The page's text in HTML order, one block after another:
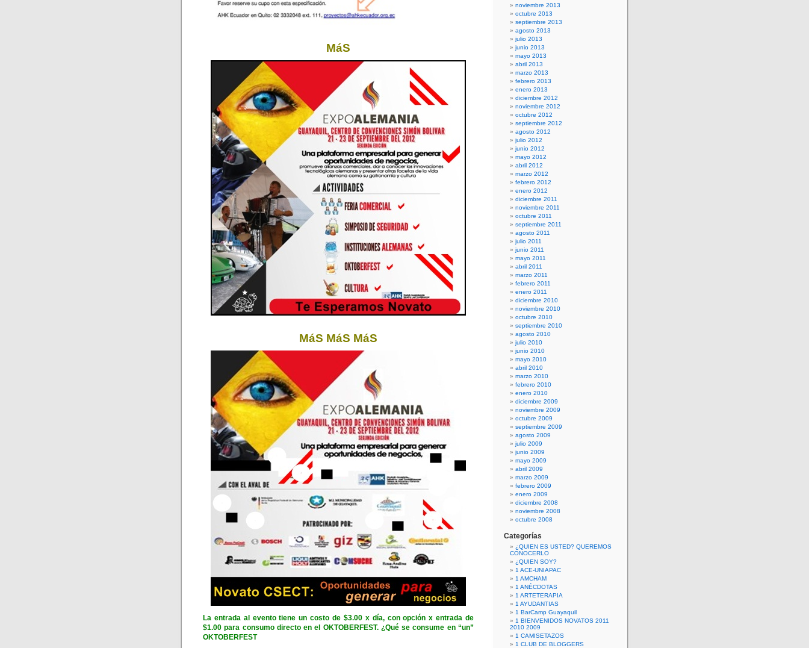
MáS
MáS MáS MáS
La entrada al evento tiene un costo de $3.00 x día, con opción x entrada de
$1.00 para consumo directo en el OKTOBERFEST. ¿Qué se consume en “un”
OKTOBERFEST
noviembre 2013
octubre 2013
septiembre 2013
agosto 2013
julio 2013
junio 2013
mayo 2013
abril 2013
marzo 2013
febrero 2013
enero 2013
diciembre 2012
noviembre 2012
octubre 2012
septiembre 2012
agosto 2012
julio 2012
junio 2012
mayo 2012
abril 2012
marzo 2012
febrero 2012
enero 2012
diciembre 2011
noviembre 2011
octubre 2011
septiembre 2011
agosto 2011
julio 2011
junio 2011
mayo 2011
abril 2011
marzo 2011
febrero 2011
enero 2011
diciembre 2010
noviembre 2010
octubre 2010
septiembre 2010
agosto 2010
julio 2010
junio 2010
mayo 2010
abril 2010
marzo 2010
febrero 2010
enero 2010
diciembre 2009
noviembre 2009
octubre 2009
septiembre 2009
agosto 2009
julio 2009
junio 2009
mayo 2009
abril 2009
marzo 2009
febrero 2009
enero 2009
diciembre 2008
noviembre 2008
octubre 2008
Categorías
¿QUIEN ES USTED? QUEREMOS
CONOCERLO
¿QUIEN SOY?
1 ACE-UNIAPAC
1 AMCHAM
1 ANÉCDOTAS
1 ARTETERAPIA
1 AYUDANTIAS
1 BarCamp Guayaquil
1 BIENVENIDOS NOVATOS 2011
2010 2009
1 CAMISETAZOS
1 CLUB DE BLOGGERS